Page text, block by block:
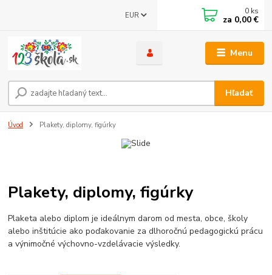
Menu
EUR
Hľadať
0 ks
za 0,00 €
Úvod Plakety, diplomy, figúrky
Plakety, diplomy, figúrky
Plaketa alebo diplom je ideálnym darom od mesta, obce, školy
alebo inštitúcie ako poďakovanie za dlhoročnú pedagogickú prácu
a výnimočné výchovno-vzdelávacie výsledky.